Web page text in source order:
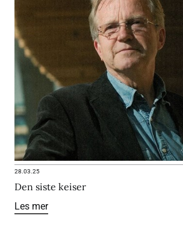
28.03.25
Den siste keiser
Les mer